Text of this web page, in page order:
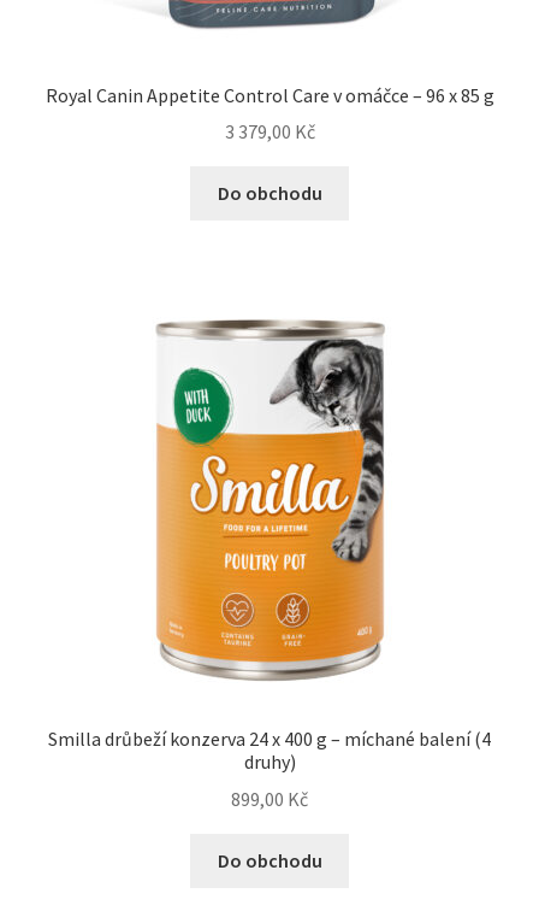
Royal Canin Appetite Control Care v omáčce – 96 x 85 g
3 379,00 Kč
Do obchodu
Smilla drůbeží konzerva 24 x 400 g – míchané balení (4
druhy)
899,00 Kč
Do obchodu